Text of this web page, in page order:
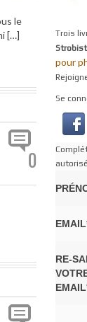
le
[…]
0
Trois
Strobist
pour
Se
RE-